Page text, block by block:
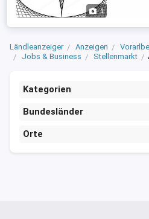
1
Ländleanzeiger Anzeigen
Jobs & Business
Stellenmarkt
Kategorien
Bundesländer
Orte